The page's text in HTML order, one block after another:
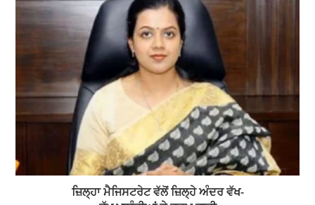
ਜ਼ਿਲ੍ਹਾ ਮੈਜਿਸਟਰੇਟ ਵੱਲੋਂ ਜ਼ਿਲ੍ਹੇ ਅੰਦਰ ਵੱਖ-